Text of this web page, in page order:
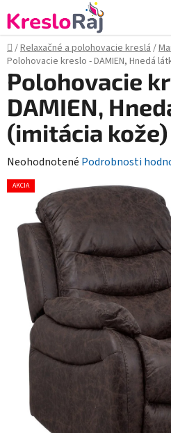
na
obsah
Domov
/Relaxačné a polohovacie kreslá/
Polohovacie kreslo - DAMIEN, Hnedá
Polohovacie
DAMIEN,
(imitácia kože)
Priemerné
hodnotenie
produktu
0,0
hviezdičiek.
Neohodnotené Podrobnosti
AKCIA